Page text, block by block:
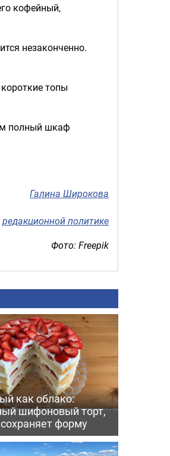
кофейный,
незаконченно.
топы
полный шкаф
Галина Широкова
редакционной политике
Фото: Freepik
как облако:
шифоновый торт,
форму